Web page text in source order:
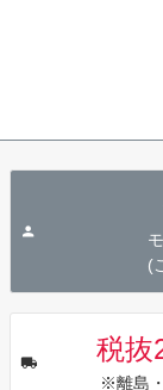
(
税抜
※離島